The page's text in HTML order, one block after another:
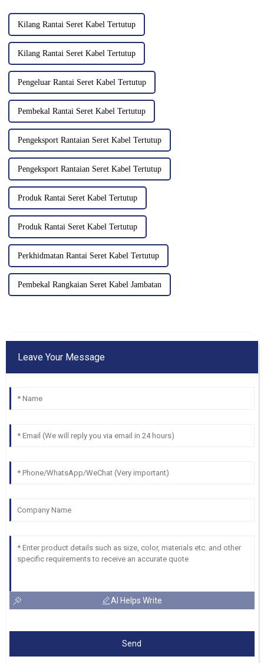
Kilang Rantai Seret Kabel Tertutup
Kilang Rantai Seret Kabel Tertutup
Pengeluar Rantai Seret Kabel Tertutup
Pembekal Rantai Seret Kabel Tertutup
Pengeksport Rantaian Seret Kabel Tertutup
Pengeksport Rantaian Seret Kabel Tertutup
Produk Rantai Seret Kabel Tertutup
Produk Rantai Seret Kabel Tertutup
Perkhidmatan Rantai Seret Kabel Tertutup
Pembekal Rangkaian Seret Kabel Jambatan
Leave Your Message
AI Helps Write
Send